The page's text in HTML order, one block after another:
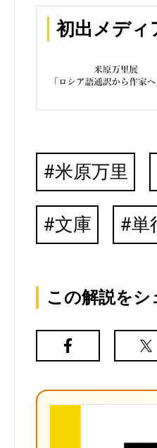
初出メディ
米原万里
文庫 単
この解説をシ
Facebook
X